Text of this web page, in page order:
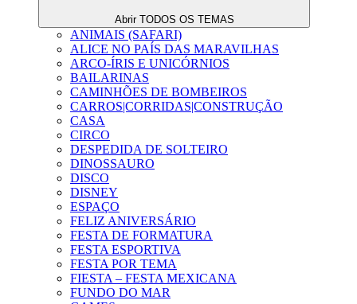
Abrir TODOS OS TEMAS
ANIMAIS (SAFARI)
ALICE NO PAÍS DAS MARAVILHAS
ARCO-ÍRIS E UNICÓRNIOS
BAILARINAS
CAMINHÕES DE BOMBEIROS
CARROS|CORRIDAS|CONSTRUÇÃO
CASA
CIRCO
DESPEDIDA DE SOLTEIRO
DINOSSAURO
DISCO
DISNEY
ESPAÇO
FELIZ ANIVERSÁRIO
FESTA DE FORMATURA
FESTA ESPORTIVA
FESTA POR TEMA
FIESTA – FESTA MEXICANA
FUNDO DO MAR